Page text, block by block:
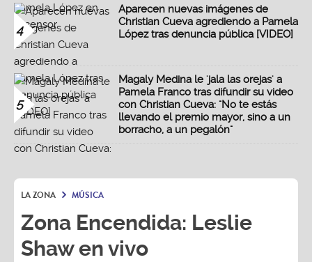
4
Aparecen nuevas imágenes de
Christian Cueva agrediendo a Pamela
López tras denuncia pública [VIDEO]
5
Magaly Medina le 'jala las orejas' a
Pamela Franco tras difundir su video
con Christian Cueva: "No te estás
llevando el premio mayor, sino a un
borracho, a un pegalón"
LA ZONA MÚSICA
Zona Encendida: Leslie
Shaw en vivo